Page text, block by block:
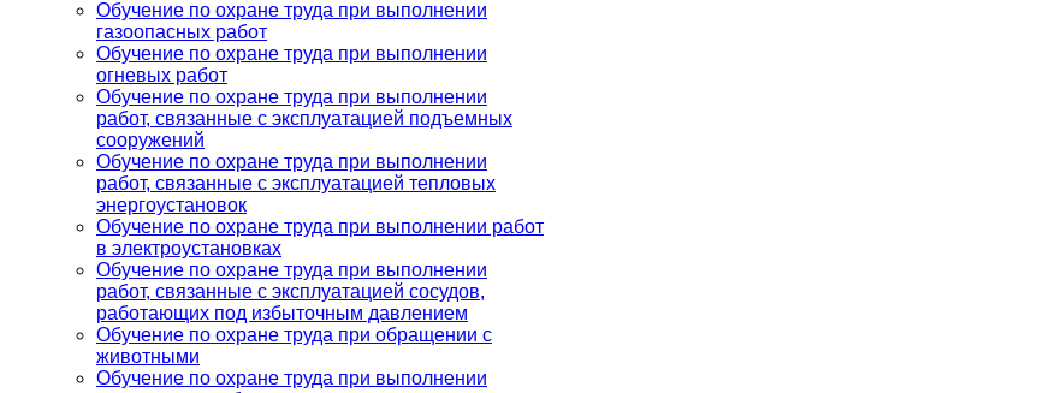
Обучение по охране труда при выполнении
газоопасных работ
Обучение по охране труда при выполнении
огневых работ
Обучение по охране труда при выполнении
работ, связанные с эксплуатацией подъемных
сооружений
Обучение по охране труда при выполнении
работ, связанные с эксплуатацией тепловых
энергоустановок
Обучение по охране труда при выполнении работ
в электроустановках
Обучение по охране труда при выполнении
работ, связанные с эксплуатацией сосудов,
работающих под избыточным давлением
Обучение по охране труда при обращении с
животными
Обучение по охране труда при выполнении